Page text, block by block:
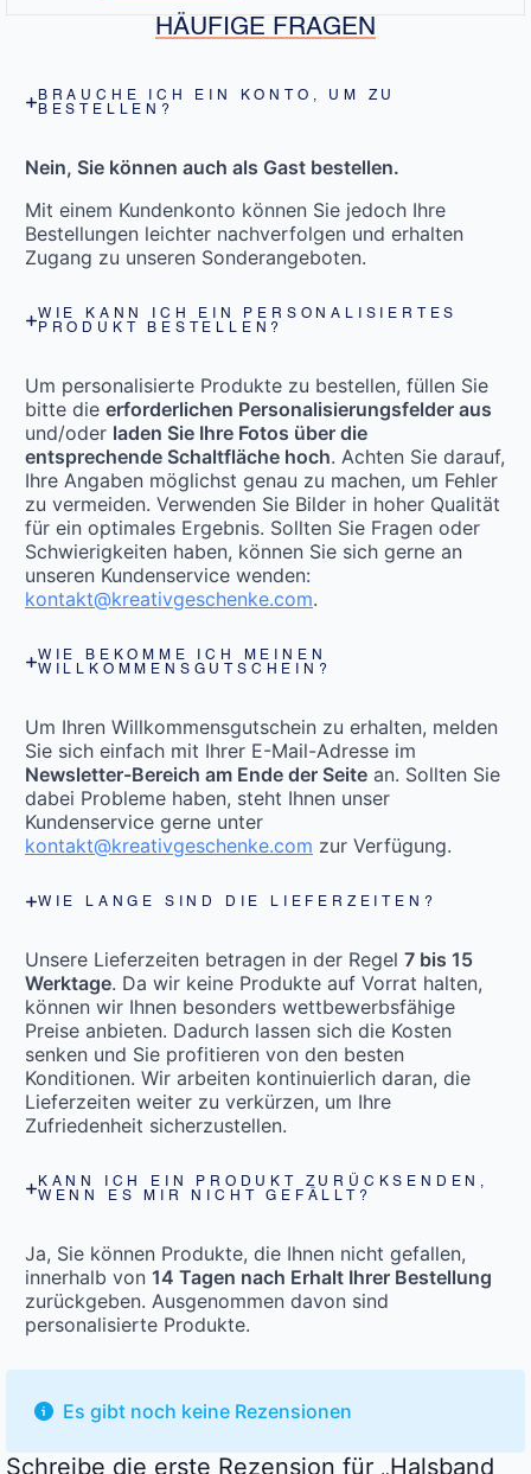
HÄUFIGE FRAGEN
BRAUCHE ICH EIN KONTO, UM ZU
BESTELLEN?
Nein, Sie können auch als Gast bestellen.
Mit einem Kundenkonto können Sie jedoch Ihre
Bestellungen leichter nachverfolgen und erhalten
Zugang zu unseren Sonderangeboten.
WIE KANN ICH EIN PERSONALISIERTES
PRODUKT BESTELLEN?
Um personalisierte Produkte zu bestellen, füllen Sie
bitte die erforderlichen Personalisierungsfelder aus
und/oder laden Sie Ihre Fotos über die
entsprechende Schaltfläche hoch. Achten Sie darauf,
Ihre Angaben möglichst genau zu machen, um Fehler
zu vermeiden. Verwenden Sie Bilder in hoher Qualität
für ein optimales Ergebnis. Sollten Sie Fragen oder
Schwierigkeiten haben, können Sie sich gerne an
unseren Kundenservice wenden:
kontakt@kreativgeschenke.com.
WIE BEKOMME ICH MEINEN
WILLKOMMENSGUTSCHEIN?
Um Ihren Willkommensgutschein zu erhalten, melden
Sie sich einfach mit Ihrer E-Mail-Adresse im
Newsletter-Bereich am Ende der Seite an. Sollten Sie
dabei Probleme haben, steht Ihnen unser
Kundenservice gerne unter
kontakt@kreativgeschenke.com zur Verfügung.
WIE LANGE SIND DIE LIEFERZEITEN?
Unsere Lieferzeiten betragen in der Regel 7 bis 15
Werktage. Da wir keine Produkte auf Vorrat halten,
können wir Ihnen besonders wettbewerbsfähige
Preise anbieten. Dadurch lassen sich die Kosten
senken und Sie profitieren von den besten
Konditionen. Wir arbeiten kontinuierlich daran, die
Lieferzeiten weiter zu verkürzen, um Ihre
Zufriedenheit sicherzustellen.
KANN ICH EIN PRODUKT ZURÜCKSENDEN,
WENN ES MIR NICHT GEFÄLLT?
Ja, Sie können Produkte, die Ihnen nicht gefallen,
innerhalb von 14 Tagen nach Erhalt Ihrer Bestellung
zurückgeben. Ausgenommen davon sind
personalisierte Produkte.
Es gibt noch keine Rezensionen
Schreibe die erste Rezension für „Halsband